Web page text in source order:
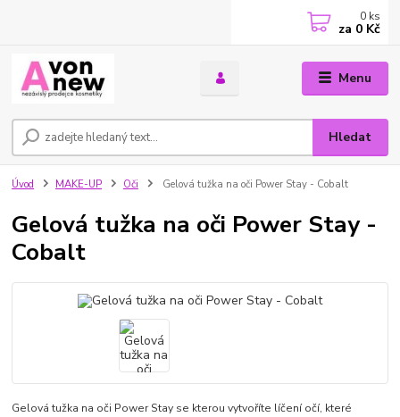
Menu
Hledat
0 ks
za 0 Kč
Úvod MAKE-UP Oči Gelová tužka na oči Power Stay - Cobalt
Gelová tužka na oči Power Stay -
Cobalt
Gelová tužka na oči Power Stay se kterou vytvoříte líčení očí, které